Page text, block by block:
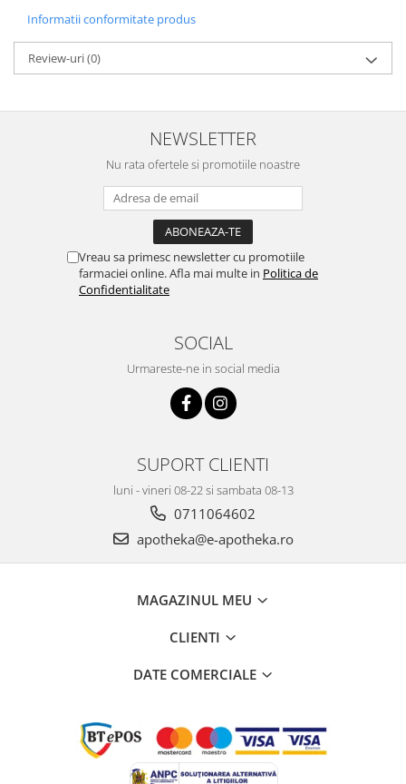
Informatii conformitate produs
Review-uri(0)
NEWSLETTER
Nu rata ofertele si promotiile noastre
Vreau sa primesc newsletter cu promotiile
farmaciei online. Afla mai multe in Politica de
Confidentialitate
SOCIAL
Urmareste-ne in social media
SUPORT CLIENTI
luni - vineri 08-22 si sambata 08-13
0711064602
apotheka@e-apotheka.ro
MAGAZINUL MEU
CLIENTI
DATE COMERCIALE